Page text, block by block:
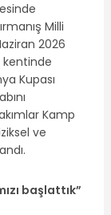
Milli
2026
kentinde
Kupası
Kamp
ve
başlattık”